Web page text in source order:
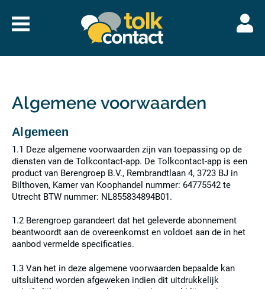
Naar
menu
Algemene voorwaarden
Algemeen
1.1 Deze algemene voorwaarden zijn van toepassing op de
diensten van de Tolkcontact-app. De Tolkcontact-app is een
product van Berengroep B.V., Rembrandtlaan 4, 3723 BJ in
Bilthoven, Kamer van Koophandel nummer: 64775542 te
Utrecht BTW nummer: NL855834894B01.
1.2 Berengroep garandeert dat het geleverde abonnement
beantwoordt aan de overeenkomst en voldoet aan de in het
aanbod vermelde specificaties.
1.3 Van het in deze algemene voorwaarden bepaalde kan
uitsluitend worden afgeweken indien dit uitdrukkelijk